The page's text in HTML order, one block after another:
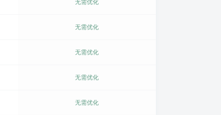
无需优化
无需优化
无需优化
无需优化